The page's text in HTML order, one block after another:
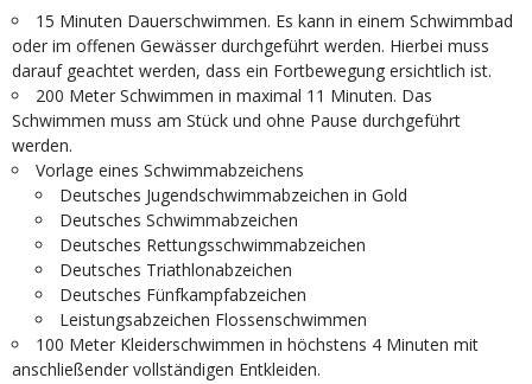
15 Minuten Dauerschwimmen. Es kann in einem Schwimmbad
oder im offenen Gewässer durchgeführt werden. Hierbei muss
darauf geachtet werden, dass ein Fortbewegung ersichtlich ist.
200 Meter Schwimmen in maximal 11 Minuten. Das
Schwimmen muss am Stück und ohne Pause durchgeführt
werden.
Vorlage eines Schwimmabzeichens
Deutsches Jugendschwimmabzeichen in Gold
Deutsches Schwimmabzeichen
Deutsches Rettungsschwimmabzeichen
Deutsches Triathlonabzeichen
Deutsches Fünfkampfabzeichen
Leistungsabzeichen Flossenschwimmen
100 Meter Kleiderschwimmen in höchstens 4 Minuten mit
anschließender vollständigen Entkleiden.